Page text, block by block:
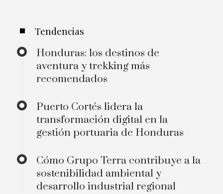
Tendencias
Honduras: los destinos de
aventura y trekking más
recomendados
Puerto Cortés lidera la
transformación digital en la
gestión portuaria de Honduras
Cómo Grupo Terra contribuye a la
sostenibilidad ambiental y
desarrollo industrial regional